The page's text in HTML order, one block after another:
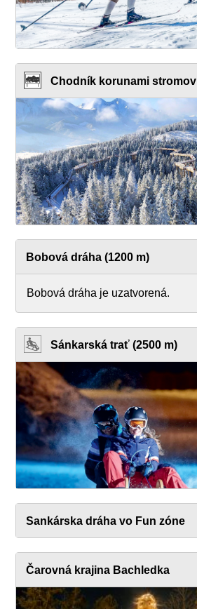
Chodník korunami stromov
Bobová dráha (1200 m)
Bobová dráha je uzatvorená.
Sánkarská trať (2500 m)
Sankárska dráha vo Fun zóne
Čarovná krajina Bachledka